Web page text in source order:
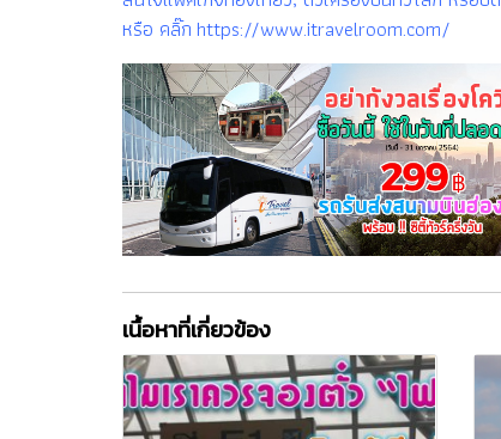
หรือ คลิ๊ก https://www.itravelroom.com/
เนื้อหาที่เกี่ยวข้อง